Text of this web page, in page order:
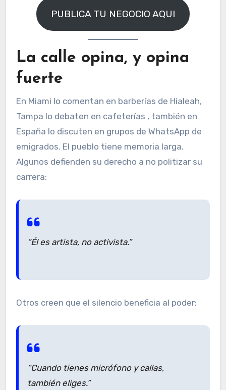
PUBLICA TU NEGOCIO AQUI
La calle opina, y opina
fuerte
En Miami lo comentan en barberías de Hialeah,
Tampa lo debaten en cafeterías , también en
España lo discuten en grupos de WhatsApp de
emigrados. El pueblo tiene memoria larga.
Algunos defienden su derecho a no politizar su
carrera:
“Él es artista, no activista.”
Otros creen que el silencio beneficia al poder:
“Cuando tienes micrófono y callas,
también eliges.”